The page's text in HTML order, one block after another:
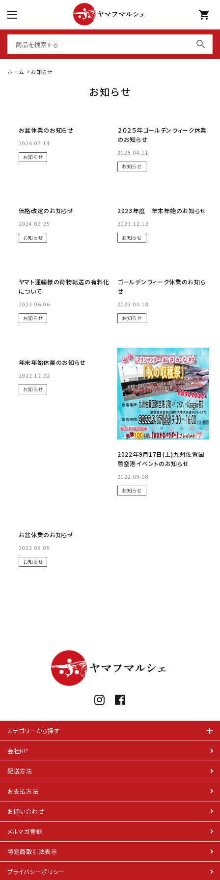
shopping_cart
search
ホーム お知らせ
お知らせ
お盆休業のお知らせ
2026.07.14
お知らせ
２０２５年ゴールデンウィーク休業
のお知らせ
2025.04.11
お知らせ
価格改定のお知らせ
2024.03.25
お知らせ
2023年度 年末年始のお知らせ
2023.12.12
お知らせ
ヤマト運輸様の荷物転送の有料化
について
2023.06.06
お知らせ
ゴールデンウィーク休業のお知ら
せ
2023.04.18
お知らせ
年末年始休業のお知らせ
2022.12.22
お知らせ
2022年9月17日(土)九州佐賀国
際空港イベントのお知らせ
2022.09.08
お知らせ
お盆休業のお知らせ
2022.08.05
お知らせ
カテゴリーから探す
会社HP
配送方法
お支払方法
お問い合わせ
メルマガ登録
特定商取引法表示
プライバシーポリシー